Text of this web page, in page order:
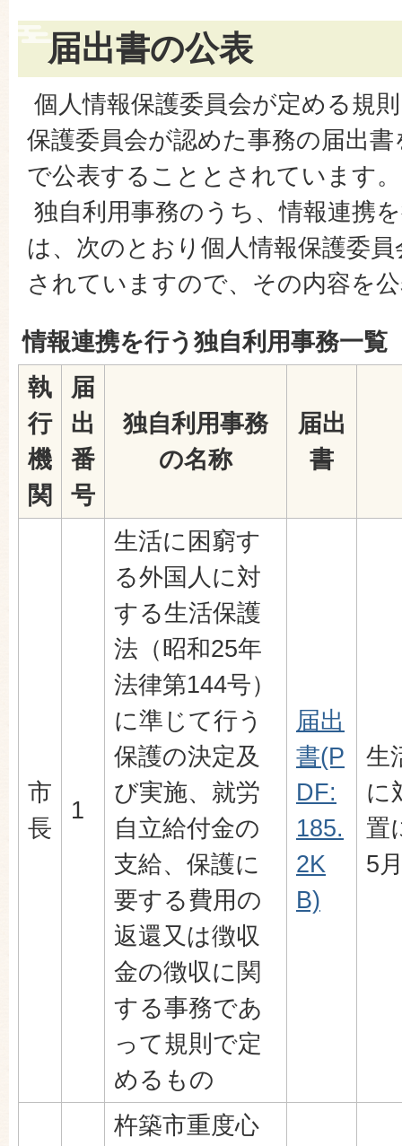
届出書の公表
個人情報保護委員会が定める規
保護委員会が認めた事務の届出
で公表することとされています。
独自利用事務のうち、情報連携
は、次のとおり個人情報保護委
されていますので、その内容を
情報連携を行う独自利用事務一覧
執
行
機
関
届
出
番
号
独自利用事務
の名称
届出
書
市
長
1
生活に困窮す
る外国人に対
する生活保護
法（昭和25年
法律第144号）
に準じて行う
保護の決定及
び実施、就労
自立給付金の
支給、保護に
要する費用の
返還又は徴収
金の徴収に関
する事務であ
って規則で定
めるもの
届出
書(P
DF:
185.
2K
B)
生
に
置
5
杵築市重度心